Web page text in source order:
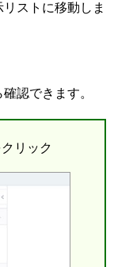
ストに移動しま
認できます。
リック